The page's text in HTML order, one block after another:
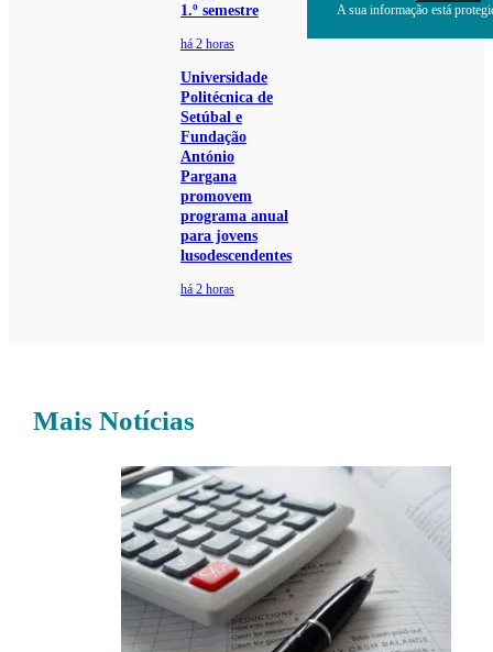
1.º semestre
há 2 horas
Universidade
Politécnica de
Setúbal e
Fundação
António
Pargana
promovem
programa anual
para jovens
lusodescendentes
há 2 horas
A sua informação está
Mais Notícias